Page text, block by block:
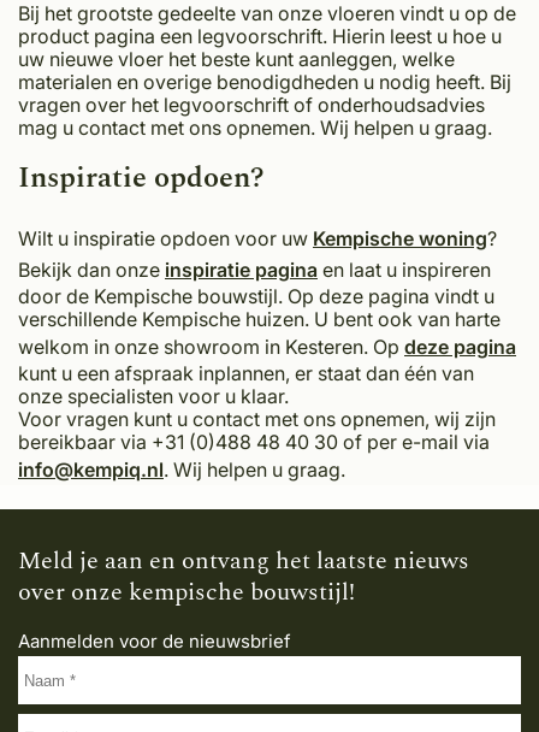
Bij het grootste gedeelte van onze vloeren vindt u op de
product pagina een legvoorschrift. Hierin leest u hoe u
uw nieuwe vloer het beste kunt aanleggen, welke
materialen en overige benodigdheden u nodig heeft. Bij
vragen over het legvoorschrift of onderhoudsadvies
mag u contact met ons opnemen. Wij helpen u graag.
Inspiratie opdoen?
Wilt u inspiratie opdoen voor uw Kempische woning?
Bekijk dan onze inspiratie pagina en laat u inspireren
door de Kempische bouwstijl. Op deze pagina vindt u
verschillende Kempische huizen. U bent ook van harte
welkom in onze showroom in Kesteren. Op deze pagina
kunt u een afspraak inplannen, er staat dan één van
onze specialisten voor u klaar.
Voor vragen kunt u contact met ons opnemen, wij zijn
bereikbaar via +31 (0)488 48 40 30 of per e-mail via
info@kempiq.nl. Wij helpen u graag.
Meld je aan en ontvang het laatste nieuws
over onze kempische bouwstijl!
Aanmelden voor de nieuwsbrief